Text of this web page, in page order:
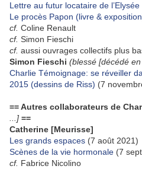
Lettre au futur locataire de l’Elysée
Le procès Papon (livre &
cf. Coline Renault
cf. Simon Fieschi
cf. aussi ouvrages collectifs plus
Simon Fieschi (blessé [décédé
Charlie Témoignage: se réveiller
2015 (dessins de Riss) (7
== Autres collaborateurs de
...] ==
Catherine [Meurisse]
Les grands espaces (7 août 2021)
Scènes de la vie hormonale (7
cf. Fabrice Nicolino